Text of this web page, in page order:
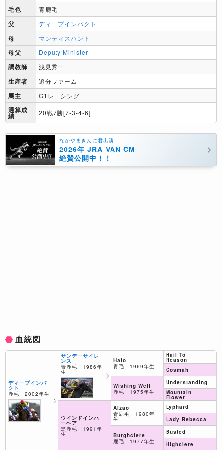
毛色 青鹿毛
父 ディープインパクト
母 マンティスハント
母父 Deputy Minister
調教師 浅見秀一
生産者 追分ファーム
馬主 G1レーシング
通算成
績 20戦7勝[7-3-4-6]
なかやまきんに君出演
2026年 JRA-VAN CM
絶賛公開中！！
血統図
ディープインパ
クト
鹿毛 2002年生
サンデーサイレ
ンス
青鹿毛 1986年
生
ウインドインハ
ーヘア
黒鹿毛 1991年
生
Halo
青毛 1969年生
Wishing Well
鹿毛 1975年生
Alzao
青鹿毛 1980年
生
Burghclere
鹿毛 1977年生
Hail To
Reason
Cosmah
Understanding
Mountain
Flower
Lyphard
Lady Rebecca
Busted
Highclere